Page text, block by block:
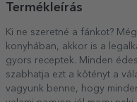
Termékleírás
Ki ne szeretné a fánkot?
konyhában, akkor is a
gyors receptek. Minden
szabhatja ezt a kötényt a
vagyunk benne, hogy